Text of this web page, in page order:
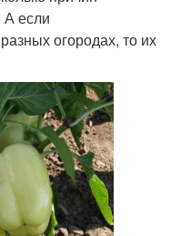
А если
огородах, то их